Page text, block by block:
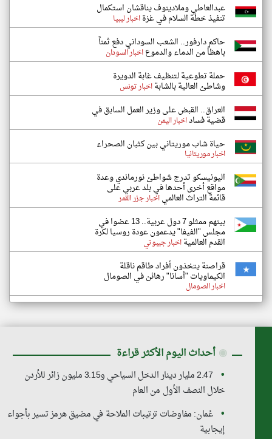
عبدالعاطي وملادينوف يناقشان استكمال
تنفيذ خطة السلام في غزةاخبار ليبيا
حاكم دارفور.. الشعب السوداني دفع ثمناً
باهظاً من الدماء والدموعاخبار السودان
حملة تطوعية لتنظيف غابة الدويرة
وشاطئ العالية بالشابةاخبار تونس
العراق.. القبض على وزير العمل السابق في
قضية فساداخبار اليمن
حياة شاب موريتاني بين كثبان الصحراء
اخبار موريتانيا
اليونيسكو تدرج شواطئ نورماندي وعدة
مواقع أخرى أحدها في بلد عربي على
قائمة التراث العالمياخبار جزر القمر
بينهم ممثلو 7 دول عربية.. 13 عضوا في
مجلس "الفيفا" يدعمون عودة روسيا لكرة
القدم العالميةاخبار جيبوتي
قراصنة يتخذون أفراد طاقم ناقلة
الكيماويات "أسانا" رهائن في الصومال
اخبار الصومال
◉ أحداث اليوم الأكثر قراءة
2.47 مليار دينار الدخل السياحي و3.15 مليون زائر للأردن
خلال النصف الأول من العام
عُمان: مفاوضات ترتيبات الملاحة في مضيق هرمز تسير بأجواء
إيجابية